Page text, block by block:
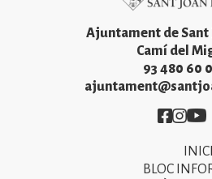
Ajuntament de Sant
Camí del
93 480 60
Imatge
Imatge
INICI
BLOC